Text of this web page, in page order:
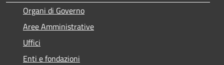
Organi di Governo
Aree Amministrative
Uffici
Enti e fondazioni